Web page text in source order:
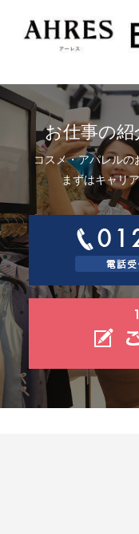
お仕事の紹
コスメ・アパレル
まずはキャリ